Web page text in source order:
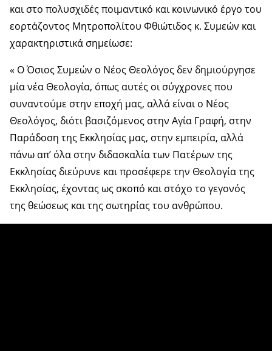
και στο πολυσχιδές ποιμαντικό και κοινωνικό έργο του
εορτάζοντος Μητροπολίτου Φθιώτιδος κ. Συμεών και
χαρακτηριστικά σημείωσε:
« Ο Όσιος Συμεών ο Νέος Θεολόγος δεν δημιούργησε
μία νέα Θεολογία, όπως αυτές οι σύγχρονες που
συναντούμε στην εποχή μας, αλλά είναι ο Νέος
Θεολόγος, διότι βασιζόμενος στην Αγία Γραφή, στην
Παράδοση της Εκκλησίας μας, στην εμπειρία, αλλά
πάνω απ’ όλα στην διδασκαλία των Πατέρων της
Εκκλησίας διεύρυνε και προσέφερε την Θεολογία της
Εκκλησίας, έχοντας ως σκοπό και στόχο το γεγονός
της θεώσεως και της σωτηρίας του ανθρώπου.